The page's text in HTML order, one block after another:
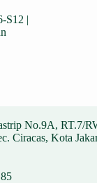
S12 |
No.9A, RT.7/
Ciracas, Kota